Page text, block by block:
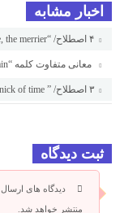
اخبار مشابه
معانی متفاوت کلمه “vain” در انگلیسی
ثبت دیدگاه
دیدگاه های
منتشر خواهد شد.